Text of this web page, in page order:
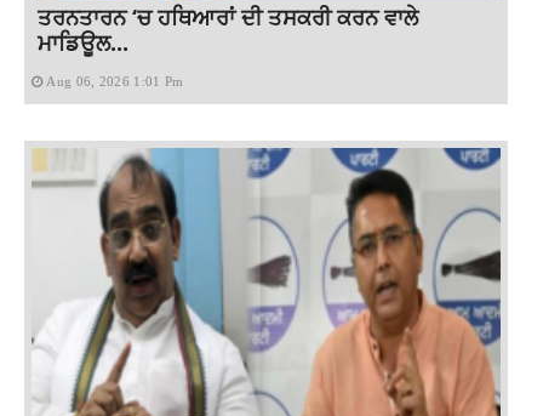
ਤਰਨਤਾਰਨ ‘ਚ ਹਥਿਆਰਾਂ ਦੀ ਤਸਕਰੀ ਕਰਨ ਵਾਲੇ
ਮਾਡਿਊਲ...
Aug 06, 2026 1:01 Pm